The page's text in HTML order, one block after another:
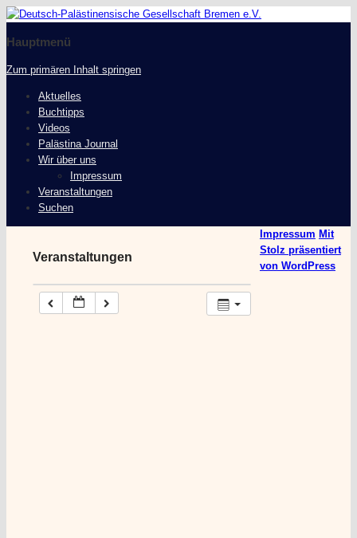
Deutsch-Palästinensische
Gesellschaft Bremen e.V.
Hauptmenü
Zum primären Inhalt springen
Aktuelles
Buchtipps
Videos
Palästina Journal
Wir über uns
Impressum
Veranstaltungen
Suchen
Veranstaltungen
Impressum Mit
Stolz präsentiert
von WordPress